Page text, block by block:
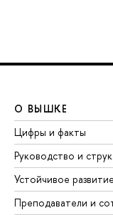
О ВЫШКЕ
Цифры и факты
Руководство и
Устойчивое
Преподаватели и